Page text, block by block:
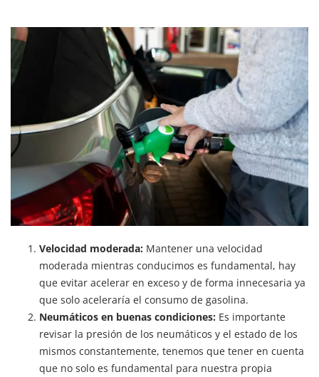
Velocidad moderada: Mantener una velocidad
moderada mientras conducimos es fundamental, hay
que evitar acelerar en exceso y de forma innecesaria ya
que solo aceleraría el consumo de gasolina.
Neumáticos en buenas condiciones: Es importante
revisar la presión de los neumáticos y el estado de los
mismos constantemente, tenemos que tener en cuenta
que no solo es fundamental para nuestra propia